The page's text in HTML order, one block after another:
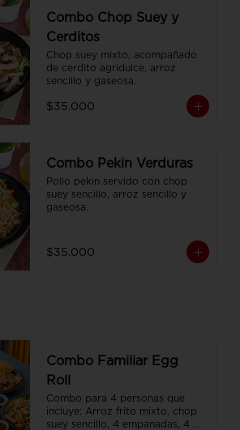
Combo Chop Suey y
Cerditos
Chop suey mixto, acompañado
de cerdito agridulce, arroz
sencillo y gaseosa.
$35.000
Combo Pekin Verduras
Pollo pekin servido con chop
suey sencillo, arroz sencillo y
gaseosa.
$35.000
Combo Familiar Egg
Roll
Combo para 4 personas que
incluye: Arroz frito mixto, chop
suey sencillo, 4 empanadas, 4